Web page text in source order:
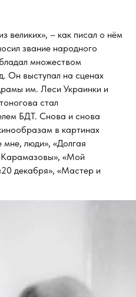
великих», – как писал о нём
звание народного
множеством
Он выступал на сценах
им. Леси Украинки и
стал
БДТ. Снова и снова
в картинах
люди», «Долгая
Карамазовы», «Мой
декабря», «Мастер и